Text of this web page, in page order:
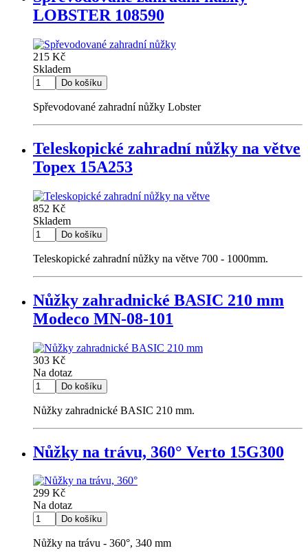
LOBSTER 108590
215 Kč
Skladem
Spřevodované zahradní nůžky Lobster
Teleskopické zahradní nůžky na větve
Topex 15A253
852 Kč
Skladem
Teleskopické zahradní nůžky na větve 700 - 1000mm.
Nůžky zahradnické BASIC 210 mm
Modeco MN-08-101
303 Kč
Na dotaz
Nůžky zahradnické BASIC 210 mm.
Nůžky na trávu, 360° Verto 15G300
299 Kč
Na dotaz
Nůžky na trávu - 360°, 340 mm